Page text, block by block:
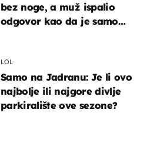
bez noge, a muž ispalio
odgovor kao da je samo
LOL
Samo na Jadranu: Je li ovo
najbolje ili najgore divlje
parkiralište ove sezone?